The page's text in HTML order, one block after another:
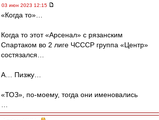
03 июн 2023 12:15
«Когда то»…
Когда то этот «Арсенал» с рязанским
Спартаком во 2 лиге ЧСССР группа «Центр»
состязался…
А… Пизжу…
«ТОЗ», по-моему, тогда они именовались